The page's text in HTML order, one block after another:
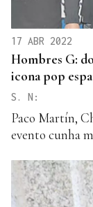
17 ABR 2022
Hombres G:
icona pop
S. N:
Paco Martín,
evento cunha